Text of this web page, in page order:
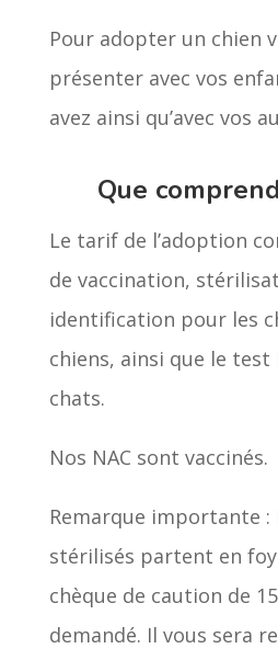
Pour adopter un chien
présenter avec vos
avez ainsi qu’avec vos
Que
Le tarif de l’adoption
de vaccination,
identification pour les
chiens, ainsi que le test
chats.
Nos NAC sont vaccinés.
Remarque importante :
stérilisés partent en
chèque de caution de
demandé. Il vous sera